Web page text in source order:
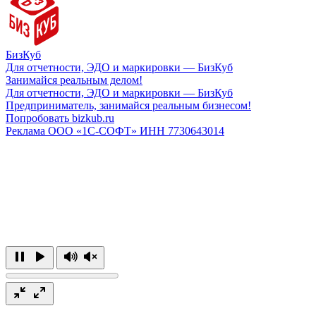
БизКуб
Для отчетности, ЭДО и маркировки — БизКуб
Занимайся реальным делом!
Для отчетности, ЭДО и маркировки — БизКуб
Предприниматель, занимайся реальным бизнесом!
Попробовать bizkub.ru
Реклама ООО «1С-СОФТ» ИНН 7730643014